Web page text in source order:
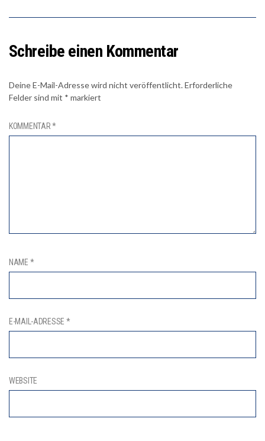
Schreibe einen Kommentar
Deine E-Mail-Adresse wird nicht veröffentlicht.Erforderliche
Felder sind mit * markiert
KOMMENTAR*
NAME *
E-MAIL-ADRESSE *
WEBSITE